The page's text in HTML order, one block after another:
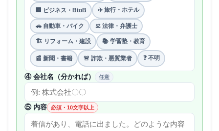
🏢 ビジネス・BtoB ✈️ 旅行・ホテル
🚗 自動車・バイク ⚖️ 法律・弁護士
🏗 リフォーム・建設 📚 学習塾・教育
📰 新聞・書籍 🚨 詐欺・悪質業者 ❓ 不明
④ 会社名（分かれば） 任意
⑤ 内容 必須・10文字以上